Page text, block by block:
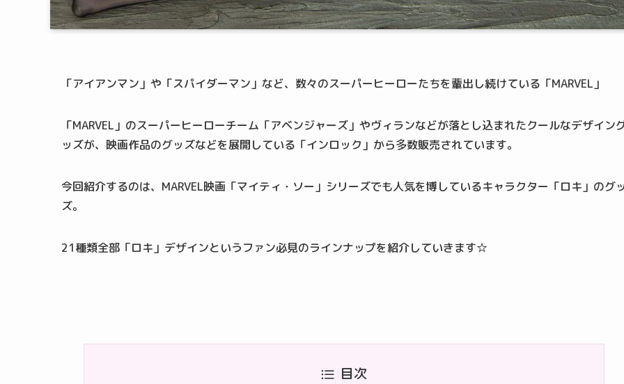
「アイアンマン」や「スパイダーマン」など、数々のスーパーヒーローたちを輩出し続けている「MARVEL」
「MARVEL」のスーパーヒーローチーム「アベンジャーズ」やヴィランなどが落とし込まれたクールなデザイン
ッズが、映画作品のグッズなどを展開している「インロック」から多数販売されています。
今回紹介するのは、MARVEL映画「マイティ・ソー」シリーズでも人気を博しているキャラクター「ロキ」のグ
ズ。
21種類全部「ロキ」デザインというファン必見のラインナップを紹介していきます☆
目次